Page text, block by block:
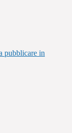
pubblicare in